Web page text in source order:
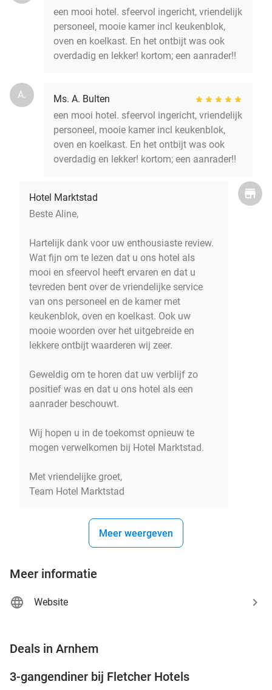
een mooi hotel. sfeervol ingericht, vriendelijk
personeel, mooie kamer incl keukenblok,
oven en koelkast. En het ontbijt was ook
overdadig en lekker! kortom; een aanrader!!
A.
Ms. A. Bulten
een mooi hotel. sfeervol ingericht, vriendelijk
personeel, mooie kamer incl keukenblok,
oven en koelkast. En het ontbijt was ook
overdadig en lekker! kortom; een aanrader!!
Hotel Marktstad
Beste Aline,
Hartelijk dank voor uw enthousiaste review.
Wat fijn om te lezen dat u ons hotel als
mooi en sfeervol heeft ervaren en dat u
tevreden bent over de vriendelijke service
van ons personeel en de kamer met
keukenblok, oven en koelkast. Ook uw
mooie woorden over het uitgebreide en
lekkere ontbijt waarderen wij zeer.
Geweldig om te horen dat uw verblijf zo
positief was en dat u ons hotel als een
aanrader beschouwt.
Wij hopen u in de toekomst opnieuw te
mogen verwelkomen bij Hotel Marktstad.
Met vriendelijke groet,
Team Hotel Marktstad
Meer weergeven
Meer informatie
Website
Deals in Arnhem
3-gangendiner bij Fletcher Hotels